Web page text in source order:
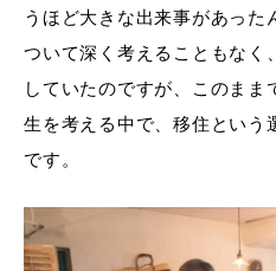
うほど大きな出来事があった
ついて深く考えることもなく
していたのですが、このまま
生を考える中で、移住という
です。